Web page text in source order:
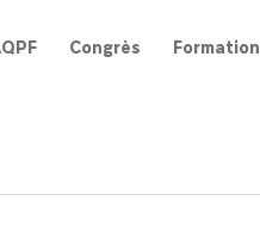
Congrès